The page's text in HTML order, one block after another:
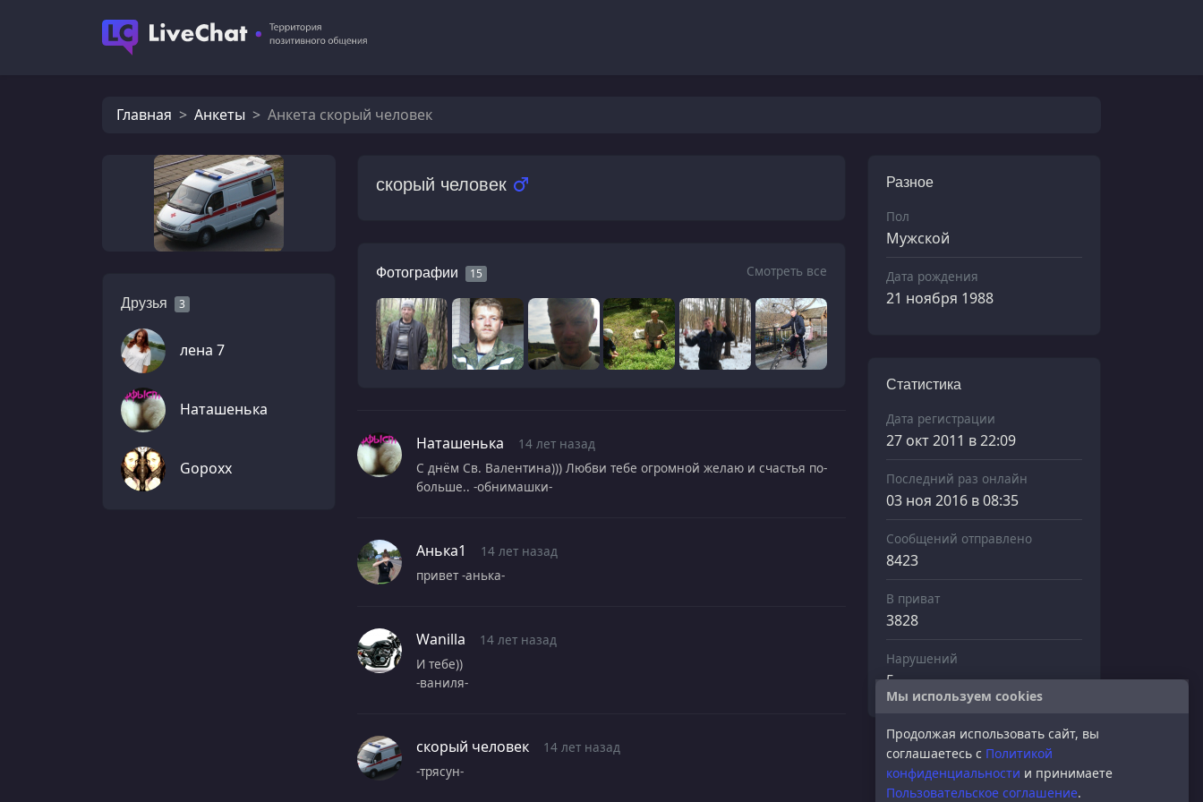
Главная Анкеты Анкета скорый человек
Друзья 3
лена 7
Наташенька
Gopoxx
скорый человек
Фотографии 15 Смотреть все
Наташенька
14 лет назад
С днём Св. Валентина))) Любви тебе огромной желаю и счастья по-
больше.. -обнимашки-
Анька1
14 лет назад
привет -анька-
Wanilla
14 лет назад
И тебе))
-ваниля-
скорый человек
14 лет назад
-трясун-
Разное
Пол
Мужской
Дата рождения
21 ноября 1988
Статистика
Дата регистрации
27 окт 2011 в 22:09
Последний раз онлайн
03 ноя 2016 в 08:35
Сообщений отправлено
8423
В приват
3828
Нарушений
5
Мы используем cookies
Продолжая использовать сайт, вы
соглашаетесь с Политикой
конфиденциальности и принимаете
Пользовательское соглашение.